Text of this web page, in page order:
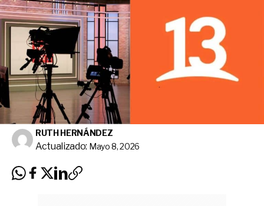
RUTH HERNÁNDEZ
Actualizado: Mayo 8, 2026